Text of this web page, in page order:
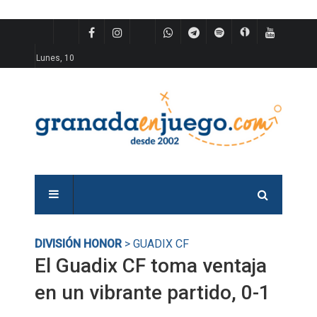
Lunes, 10
DIVISIÓN HONOR> GUADIX CF
El Guadix CF toma ventaja
en un vibrante partido, 0-1